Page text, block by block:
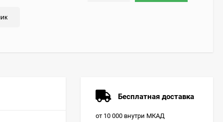
Бесплатная доставка
от 10 000 внутри МКАД